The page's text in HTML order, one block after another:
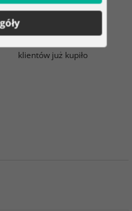
klientów już kupiło